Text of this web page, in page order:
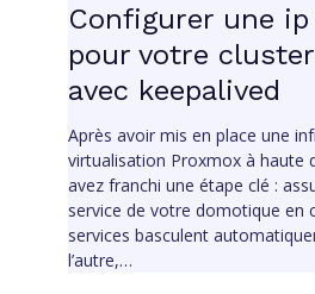
Configurer une
pour votre
avec keepalived
Après avoir mis en place une
virtualisation Proxmox à haute
avez franchi une étape clé :
service de votre domotique en
services basculent
l’autre,…